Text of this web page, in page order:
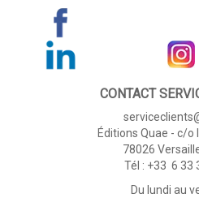
CONTACT
Éditions Quae - c/o
78026
Tél : +33 6 33
Du lundi au